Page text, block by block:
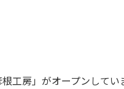
工房」がオープンしてい